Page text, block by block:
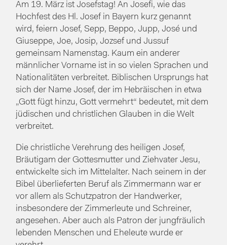
Am 19. März ist Josefstag! An Josefi, wie das
Hochfest des Hl. Josef in Bayern kurz genannt
wird, feiern Josef, Sepp, Beppo, Jupp, José und
Giuseppe, Joe, Josip, Jozsef und Jussuf
gemeinsam Namenstag. Kaum ein anderer
männlicher Vorname ist in so vielen Sprachen und
Nationalitäten verbreitet. Biblischen Ursprungs hat
sich der Name Josef, der im Hebräischen in etwa
„Gott fügt hinzu, Gott vermehrt“ bedeutet, mit dem
jüdischen und christlichen Glauben in die Welt
verbreitet.
Die christliche Verehrung des heiligen Josef,
Bräutigam der Gottesmutter und Ziehvater Jesu,
entwickelte sich im Mittelalter. Nach seinem in der
Bibel überlieferten Beruf als Zimmermann war er
vor allem als Schutzpatron der Handwerker,
insbesondere der Zimmerleute und Schreiner,
angesehen. Aber auch als Patron der jungfräulich
lebenden Menschen und Eheleute wurde er